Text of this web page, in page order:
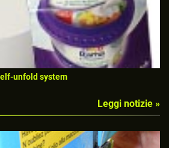
unfold system
Leggi notizie »